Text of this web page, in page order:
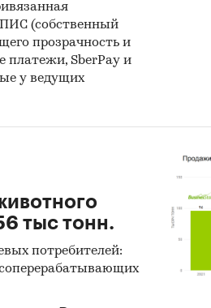
(собственный
прозрачность и
платежи, SberPay и
у ведущих
тыс тонн.
потребителей: